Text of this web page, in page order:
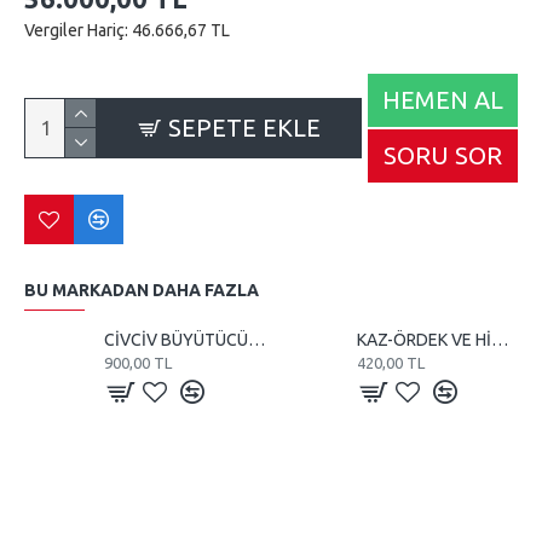
Vergiler Hariç: 46.666,67 TL
SEPETE EKLE
HEMEN AL
SORU SOR
BU MARKADAN DAHA FAZLA
CİVCİV BÜYÜTÜCÜ VE KULUÇKA 110 WATT REZİSTANS
900,00 TL
KAZ-ÖRDEK VE HİNDİ KULUÇKA MAKİNE TEREĞİ
420,00 TL